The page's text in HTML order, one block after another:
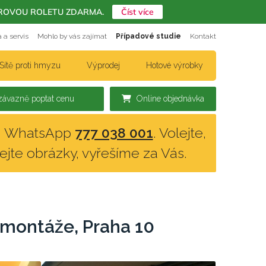
a servis Mohlo by vás zajímat Případové studie Kontakt
proti hmyzu Výprodej Hotové výrobky
Online objednávka
poptat cenu
WhatsApp 777 038 001. Volejte,
obrázky, vyřešíme za Vás.
Praha 10
ROLETU ZDARMA. Číst více